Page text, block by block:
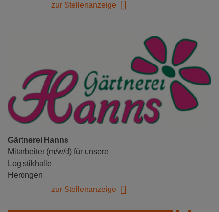
zur Stellenanzeige
Gärtnerei Hanns
Mitarbeiter (m/w/d) für unsere
Logistikhalle
Herongen
zur Stellenanzeige